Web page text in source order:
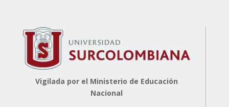
Vigilada por el Ministerio de Educación
Nacional